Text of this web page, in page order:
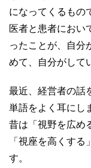
になってくるもの
医者と患者におい
ったことが、自分
めて、自分がして
最近、経営者の話
単語をよく耳にし
昔は「視野を広め
「視座を高くす
す。